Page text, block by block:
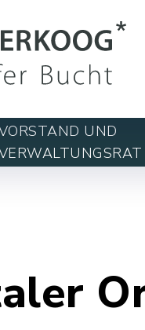
UND